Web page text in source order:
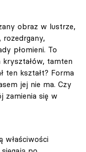
obraz w lustrze,
rozedrgany,
płomieni. To
tamten
ten kształt? Forma
jej nie ma. Czy
się w
właściwości